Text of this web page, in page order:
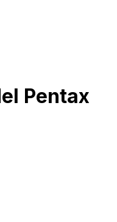
Pentax